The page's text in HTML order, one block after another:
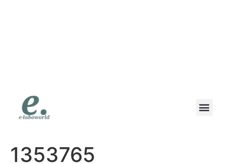
ます
1353765